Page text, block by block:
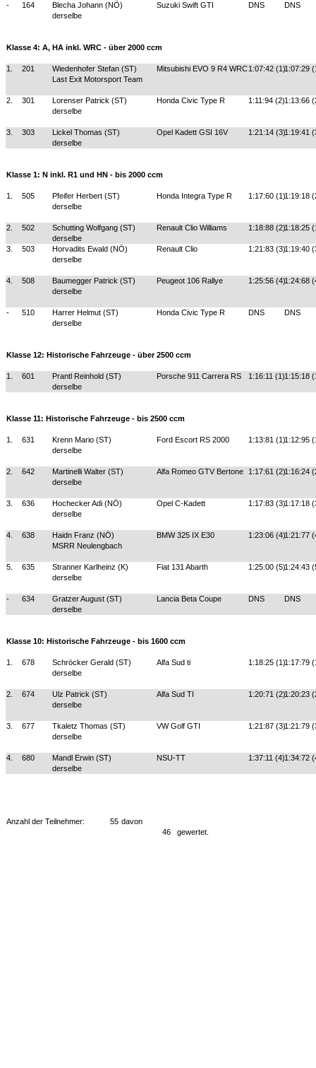
- 164 Blecha Johann (NÖ) Suzuki Swift GTI DNS
DNS
derselbe
Klasse 4: A, HA inkl. WRC - über 2000 ccm
1. 201 Wiedenhofer Stefan (ST) Mitsubishi EVO 9 R4 WRC1:07:42 (1)1:07:29
Last Exit Motorsport Team
2. 301 Lorenser Patrick (ST) Honda Civic Type R 1:11:94 (2)1:13:66
derselbe
3. 303 Lickel Thomas (ST) Opel Kadett GSI 16V 1:21:14 (3)1:19:41
derselbe
Klasse 1: N inkl. R1 und HN - bis 2000 ccm
1. 505 Pfeifer Herbert (ST) Honda Integra Type R 1:17:60 (1)1:19:18
derselbe
2. 502 Schutting Wolfgang (ST) Renault Clio Williams 1:18:88 (2)1:18:25
derselbe
3.
503 Horvadits Ewald (NÖ) Renault Clio 1:21:83 (3)1:19:40
derselbe
4. 508 Baumegger Patrick (ST) Peugeot 106 Rallye 1:25:56 (4)1:24:68
derselbe
- 510 Harrer Helmut (ST) Honda Civic Type R DNS
DNS
derselbe
Klasse 12: Historische Fahrzeuge - über 2500 ccm
1. 601 Prantl Reinhold (ST) Porsche 911 Carrera RS 1:16:11 (1)1:15:18
derselbe
Klasse 11: Historische Fahrzeuge - bis 2500 ccm
1. 631 Krenn Mario (ST) Ford Escort RS 2000 1:13:81 (1)1:12:95
derselbe
2. 642 Martinelli Walter (ST) Alfa Romeo GTV Bertone 1:17:61 (2)1:16:24
derselbe
3. 636 Hochecker Adi (NÖ) Opel C-Kadett 1:17:83 (3)1:17:18
derselbe
4. 638 Haidn Franz (NÖ) BMW 325 IX E30 1:23:06 (4)1:21:77
MSRR Neulengbach
5. 635 Stranner Karlheinz (K) Fiat 131 Abarth 1:25:00 (5)1:24:43
derselbe
- 634 Gratzer August (ST) Lancia Beta Coupe DNS
DNS
derselbe
Klasse 10: Historische Fahrzeuge - bis 1600 ccm
1. 678 Schröcker Gerald (ST) Alfa Sud ti 1:18:25 (1)1:17:79
derselbe
2. 674 Ulz Patrick (ST) Alfa Sud TI 1:20:71 (2)1:20:23
derselbe
3. 677 Tkaletz Thomas (ST) VW Golf GTI 1:21:87 (3)1:21:79
derselbe
4. 680 Mandl Erwin (ST) NSU-TT 1:37:11 (4)1:34:72
derselbe
Anzahl der Teilnehmer: 55 davon
46
gewertet.